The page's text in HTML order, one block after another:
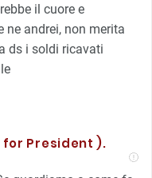
il cuore e
ne andrei, non merita
ds i soldi ricavati
for President ).